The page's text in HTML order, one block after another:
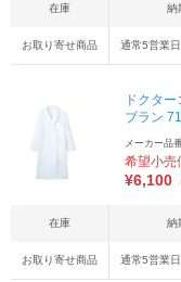
在庫 納
お取り寄せ商品 通常5営業
ドクタ
ブラン
メーカー品
希望小売
¥6,100
在庫 納
お取り寄せ商品 通常5営業